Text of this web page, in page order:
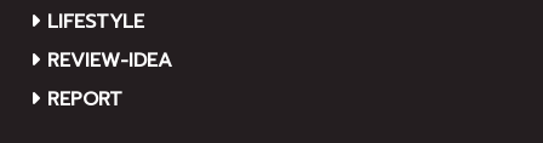
LIFESTYLE
REVIEW-IDEA
REPORT